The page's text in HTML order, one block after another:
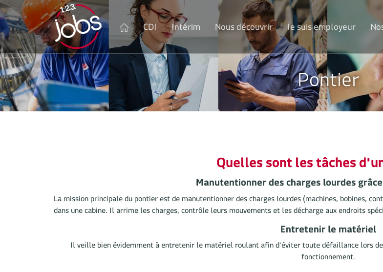
CDI Intérim Nous découvrir Je suis employeur
Pontier
Quelles sont les tâches
Manutentionner des charges lourdes
La mission principale du pontier est de manutentionner des charges lourdes (machines, bobines,
dans une cabine. Il arrime les charges, contrôle leurs mouvements et les décharge aux endroits
Entretenir le matériel
Il veille bien évidemment à entretenir le matériel roulant afin d’éviter toute défaillance lors
fonctionnement.